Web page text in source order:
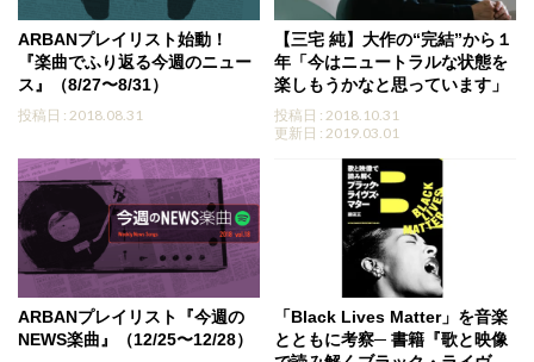
ARBANプレイリスト始動！
『楽曲でふり返る今週のニュー
ス』（8/27〜8/31）
投稿日 : 2018.08.31
【三宅 純】大作の“完結”から１
年「今はニュートラルな状態を
楽しもうかなと思っています」
投稿日 : 2018.10.31
更新日 : 2019.03.01
ARBANプレイリスト『今週の
NEWS楽曲』（12/25〜12/28）
「Black Lives Matter」を音楽
とともに考察─ 書籍『歌と映像